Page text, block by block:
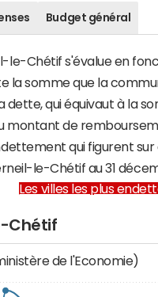
Budget général
le-Chétif s'évalue en
la somme que la
dette, qui équivaut à la
montant de
qui figurent
le-Chétif au 31
Les villes les plus
Chétif
de l'Economie)